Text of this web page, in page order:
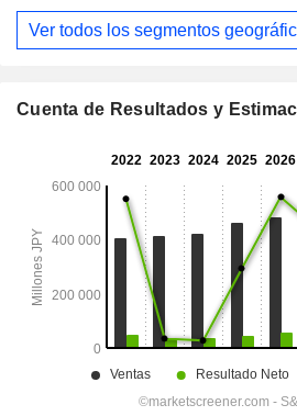
Marzo
Ver todos los segmentos
Cuenta de Resultados y